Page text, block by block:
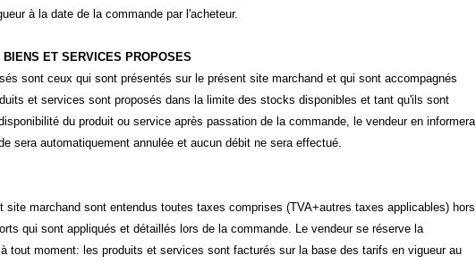
à la date de la commande par l'acheteur.
ET SERVICES PROPOSES
sont ceux qui sont présentés sur le présent site marchand et qui sont accompagnés
et services sont proposés dans la limite des stocks disponibles et tant qu'ils sont
du produit ou service après passation de la commande, le vendeur en informera
sera automatiquement annulée et aucun débit ne sera effectué.
site marchand sont entendus toutes taxes comprises (TVA+autres taxes applicables) hors
qui sont appliqués et détaillés lors de la commande. Le vendeur se réserve la
tout moment: les produits et services sont facturés sur la base des tarifs en vigueur au